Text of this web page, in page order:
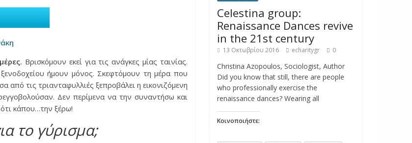
Βρισκόμουν εκεί για τις ανάγκες μίας ταινίας.
ήμουν μόνος. Σκεφτόμουν τη μέρα που
από τις τριανταφυλλιές ξεπροβάλει η εικονιζόμενη
Δεν περίμενα να την συναντήσω και
κάπου…την ξέρω!
το γύρισμα;
Celestina group:
Renaissance Dances revive
in the 21st century
13 Οκτωβρίου 2016 echaritygr 0
Christina Azopoulos, Sociologist, Author
Did you know that still, there are people
who professionally exercise the
renaissance dances? Wearing all
Κοινοποιήστε: